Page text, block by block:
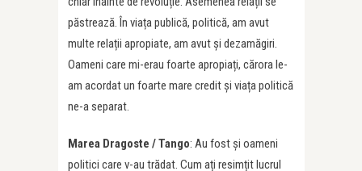
păstrează. În viața publică, politică, am avut
multe relații apropiate, am avut și dezamăgiri.
Oameni care mi-erau foarte apropiați, cărora le-
am acordat un foarte mare credit și viața politică
ne-a separat.
Marea Dragoste / Tango: Au fost și oameni
politici care v-au trădat. Cum ați resimțit lucrul